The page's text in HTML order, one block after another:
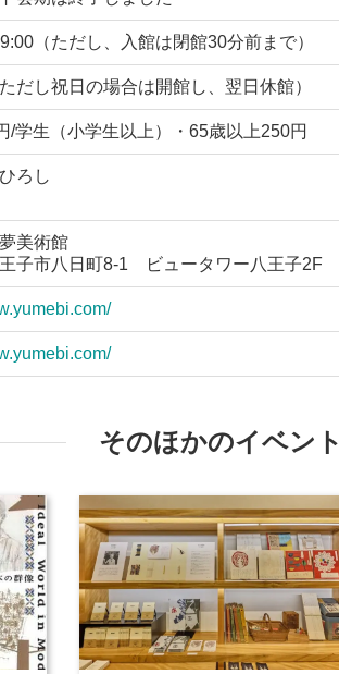
（ただし、入館は閉館30分前まで）
だし祝日の場合は開館し、翌日休館）
/学生（小学生以上）・65歳以上250円
ろし
美術館
子市八日町8-1 ビュータワー八王子2F
そのほかのイベント